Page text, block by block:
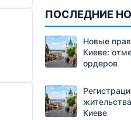
ПОСЛЕДНИЕ
Новые
Киеве:
ордеров
Киеве